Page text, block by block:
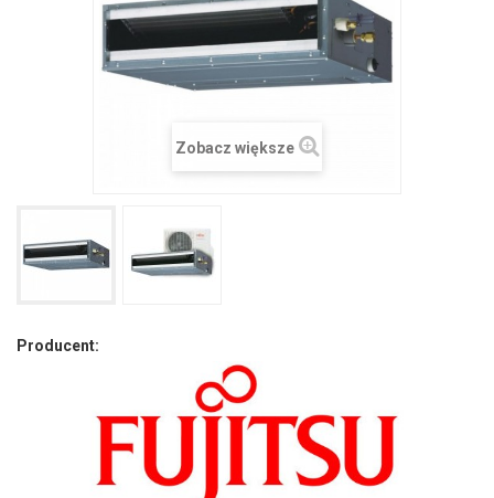
Zobacz większe
Producent: